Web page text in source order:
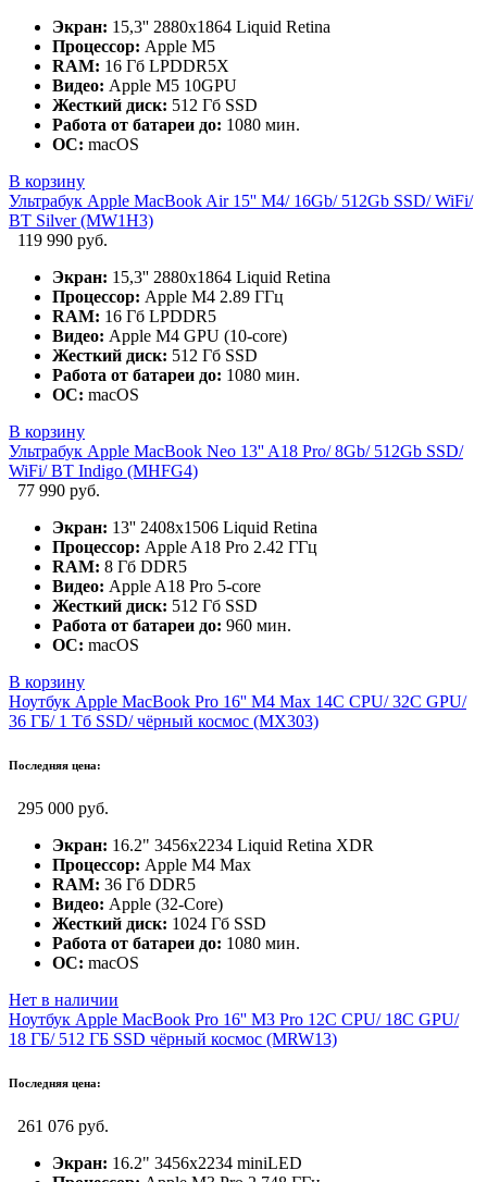
Экран: 15,3'' 2880x1864 Liquid Retina
Процессор: Apple M5
RAM: 16 Гб LPDDR5X
Видео: Apple M5 10GPU
Жесткий диск: 512 Гб SSD
Работа от батареи до: 1080 мин.
ОС: macOS
В корзину
Ультрабук Apple MacBook Air 15'' M4/ 16Gb/ 512Gb SSD/ WiFi/
BT Silver (MW1H3)
119 990 руб.
Экран: 15,3'' 2880x1864 Liquid Retina
Процессор: Apple M4 2.89 ГГц
RAM: 16 Гб LPDDR5
Видео: Apple M4 GPU (10-core)
Жесткий диск: 512 Гб SSD
Работа от батареи до: 1080 мин.
ОС: macOS
В корзину
Ультрабук Apple MacBook Neo 13'' A18 Pro/ 8Gb/ 512Gb SSD/
WiFi/ BT Indigo (MHFG4)
77 990 руб.
Экран: 13'' 2408x1506 Liquid Retina
Процессор: Apple A18 Pro 2.42 ГГц
RAM: 8 Гб DDR5
Видео: Apple A18 Pro 5-core
Жесткий диск: 512 Гб SSD
Работа от батареи до: 960 мин.
ОС: macOS
В корзину
Ноутбук Apple MacBook Pro 16'' M4 Max 14C CPU/ 32C GPU/
36 ГБ/ 1 Тб SSD/ чёрный космос (MX303)
Последняя цена:
295 000 руб.
Экран: 16.2" 3456х2234 Liquid Retina XDR
Процессор: Apple M4 Max
RAM: 36 Гб DDR5
Видео: Apple (32-Core)
Жесткий диск: 1024 Гб SSD
Работа от батареи до: 1080 мин.
ОС: macOS
Нет в наличии
Ноутбук Apple MacBook Pro 16'' M3 Pro 12C CPU/ 18C GPU/
18 ГБ/ 512 ГБ SSD чёрный космос (MRW13)
Последняя цена:
261 076 руб.
Экран: 16.2" 3456х2234 miniLED